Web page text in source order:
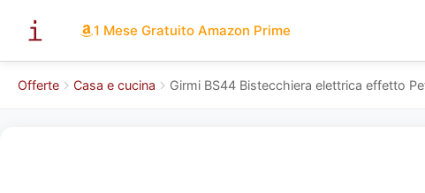
1 Mese Gratuito Amazon Prime
Offerte Casa e cucina Girmi BS44 Bistecchiera elettrica effetto